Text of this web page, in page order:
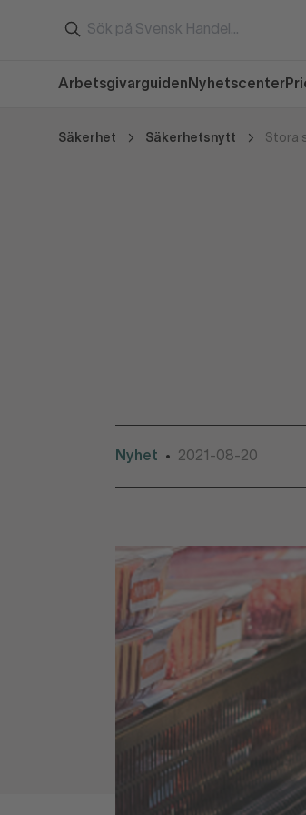
Arbetsgivarguiden Nyhetscenter
Säkerhet Säkerhetsnytt Stora
Nyhet • 2021-08-20